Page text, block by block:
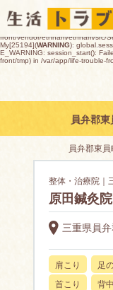
E_WARNING: session_start():
front/tmp/
O_RDWR) failed: デバイスに空き
front/vendor/ethnam/ethnam/src/
My[25194](WARNING):
E_WARNING: session_start():
front/tmp) in /var/app/life-trouble-
員弁郡
員弁郡東
整体・治療院｜
原田鍼灸院
三重県員
肩こり 足
首こり
背